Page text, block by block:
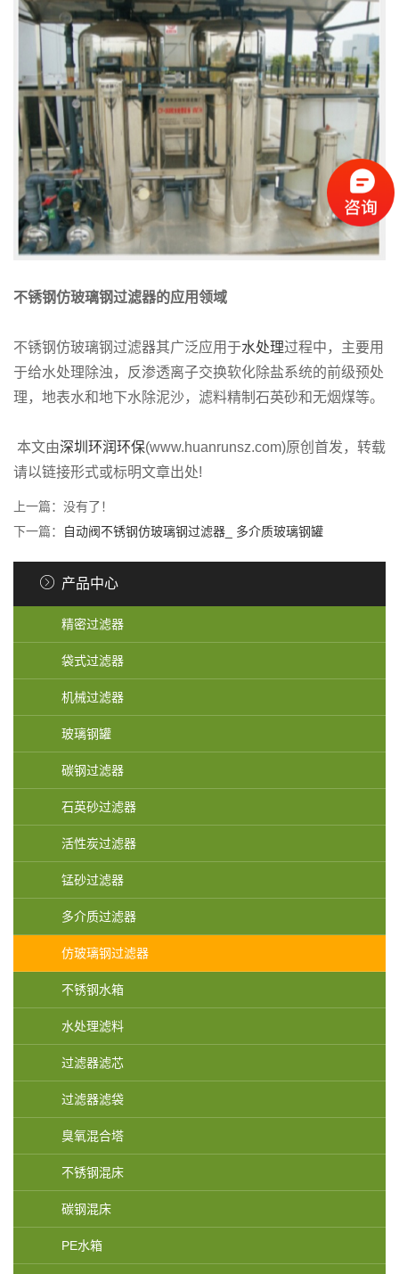
不锈钢仿玻璃钢过滤器的应用领域
不锈钢仿玻璃钢过滤器其广泛应用于水处理过程中，主要用
于给水处理除浊，反渗透离子交换软化除盐系统的前级预处
理，地表水和地下水除泥沙，滤料精制石英砂和无烟煤等。
本文由深圳环润环保(www.huanrunsz.com)原创首发，转载
请以链接形式或标明文章出处!
上一篇：没有了！
下一篇：
自动阀不锈钢仿玻璃钢过滤器_ 多介质玻璃钢罐
产品中心
精密过滤器
袋式过滤器
机械过滤器
玻璃钢罐
碳钢过滤器
石英砂过滤器
活性炭过滤器
锰砂过滤器
多介质过滤器
仿玻璃钢过滤器
不锈钢水箱
水处理滤料
过滤器滤芯
过滤器滤袋
臭氧混合塔
不锈钢混床
碳钢混床
PE水箱